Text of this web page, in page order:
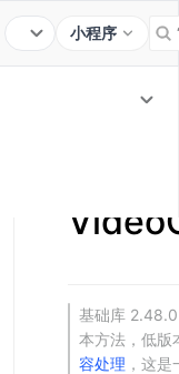
小程序
基础库
本方法，低版
容处理 ，这